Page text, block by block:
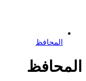
المحافظ
المحافظ